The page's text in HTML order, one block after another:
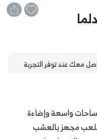
معك عند توفر التجربة
واسعة وإضاءة
مجهز بالعشب